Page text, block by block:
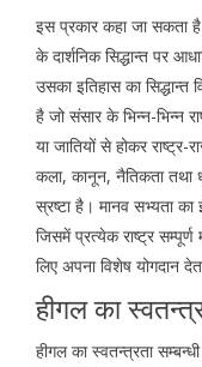
इस प्रकार कहा जा सकता है
के दार्शनिक सिद्धान्त पर
उसका इतिहास का
है जो संसार के भिन्न-भिन्न
या जातियों से होकर
कला, कानून, नैतिकता तथा
स्रष्टा है। मानव सभ्यता
जिसमें प्रत्येक राष्ट्र
लिए अपना विशेष योगदान
हीगल का
हीगल का स्वतन्त्रता